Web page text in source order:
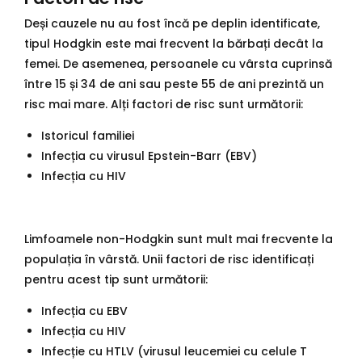
Deși cauzele nu au fost încă pe deplin identificate,
tipul Hodgkin este mai frecvent la bărbați decât la
femei. De asemenea, persoanele cu vârsta cuprinsă
între 15 și 34 de ani sau peste 55 de ani prezintă un
risc mai mare. Alți factori de risc sunt următorii:
Istoricul familiei
Infecția cu virusul Epstein-Barr (EBV)
Infecția cu HIV
Limfoamele non-Hodgkin sunt mult mai frecvente la
populația în vârstă. Unii factori de risc identificați
pentru acest tip sunt următorii:
Infecția cu EBV
Infecția cu HIV
Infecție cu HTLV (virusul leucemiei cu celule T